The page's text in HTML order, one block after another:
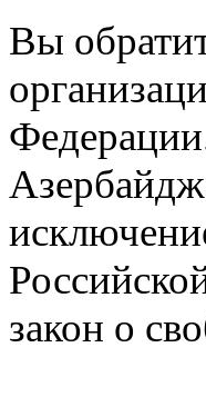
Вы
закон о